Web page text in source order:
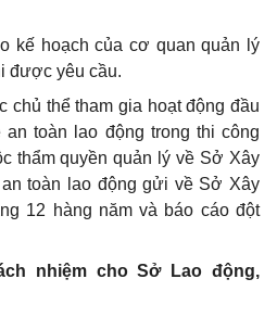
kế hoạch của cơ quan quản lý
được yêu cầu.
chủ thể tham gia hoạt động đầu
toàn lao động trong thi công
thẩm quyền quản lý về Sở Xây
toàn lao động gửi về Sở Xây
12 hàng năm và báo cáo đột
nhiệm cho Sở Lao động,